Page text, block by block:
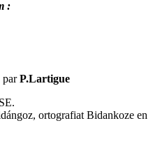
:
parP.Lartigue
ortografiat Bidankoze en